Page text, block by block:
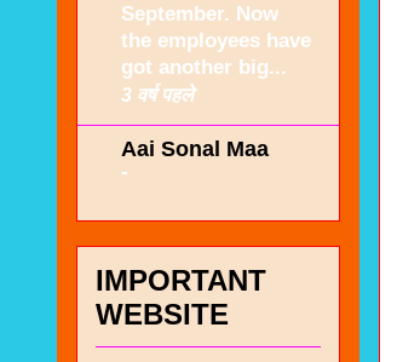
September. Now
the employees have
got another big...
3 वर्ष पहले
Aai Sonal Maa
-
IMPORTANT
WEBSITE